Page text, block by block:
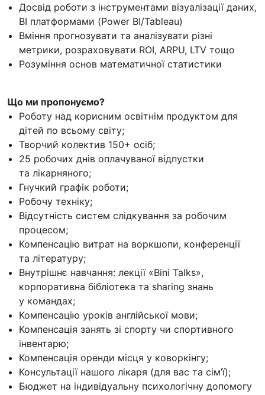
Досвід роботи з інструментами візуалізації даних,
BI платформами (Power BI/Tableau)
Вміння прогнозувати та аналізувати різні
метрики, розраховувати ROI, ARPU, LTV тощо
Розуміння основ математичної статистики
Що ми пропонуємо?
Роботу над корисним освітнім продуктом для
дітей по всьому світу;
Творчий колектив 150+ осіб;
25 робочих днів оплачуваної відпустки
та лікарняного;
Гнучкий графік роботи;
Робочу техніку;
Відсутність систем слідкування за робочим
процесом;
Компенсацію витрат на воркшопи, конференції
та літературу;
Внутрішнє навчання: лекції «Bini Talks»,
корпоративна бібліотека та sharing знань
у командах;
Компенсацію уроків англійської мови;
Компенсація занять зі спорту чи спортивного
інвентарю;
Компенсація оренди місця у коворкінгу;
Консультації нашого лікаря (для вас та сім’ї);
Бюджет на індивідуальну психологічну допомогу